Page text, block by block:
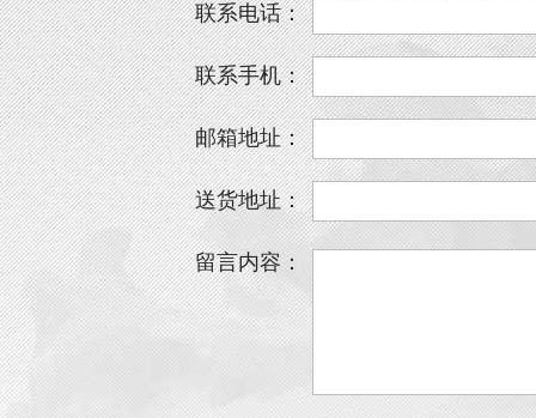
联系电话：
联系手机：
邮箱地址：
送货地址：
留言内容：